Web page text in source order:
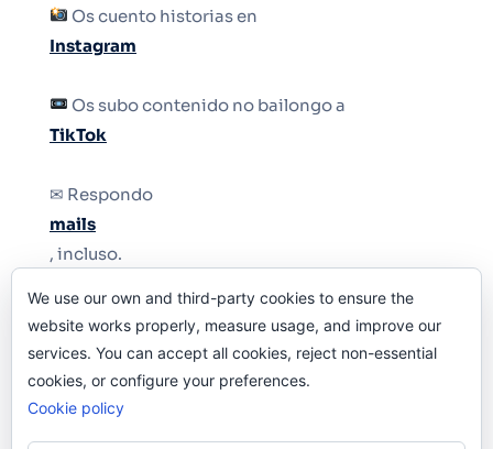
Os cuento historias en
Instagram
Os subo contenido no bailongo a
TikTok
✉ Respondo
mails
, incluso.
Y si una persona no puede tener teléfono, que
le quiten el teléfono.
We use our own and third-party cookies to ensure the
website works properly, measure usage, and improve our
services. You can accept all cookies, reject non-essential
cookies, or configure your preferences.
Cookie policy